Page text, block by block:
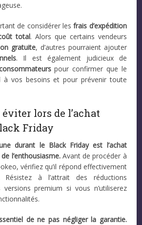
de considérer lesfrais d’expédition
total. Alors que certains vendeurs
gratuite, d’autres pourraient ajouter
. Il est également judicieux de
pour confirmer que le
à vos besoins et pour prévenir toute
lors de l’achat
Friday
durant le Black Friday est l’achat
l’enthousiasme.Avant de procéder à
vérifiez qu’il répond effectivement
à l’attrait des réductions
premium si vous n’utiliserez
de ne pas négliger la garantie.